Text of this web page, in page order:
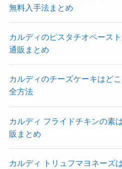
無料入手法まとめ
カルディのピスタチオペース
通販まとめ
カルディのチーズケーキはど
全方法
カルディ フライドチキンの素
販まとめ
カルディ トリュフマヨネーズ